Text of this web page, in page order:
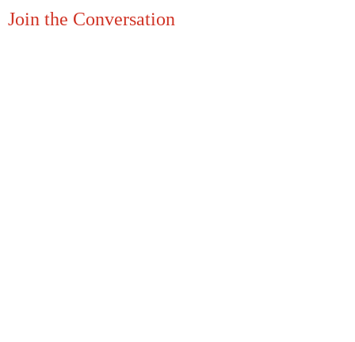
Join the Conversation